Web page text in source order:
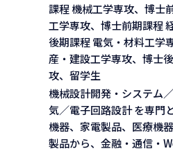
課程 機械工学専攻、博士
工学専攻、博士前期課程
後期課程 電気・材料工学
産・建設工学専攻、博士
攻、留学生
機械設計開発・システム
気／電子回路設計 を専門
機器、家電製品、医療機
製品から、金融・通信・